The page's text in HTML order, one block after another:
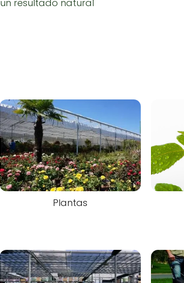
un resultado natural
Plantas